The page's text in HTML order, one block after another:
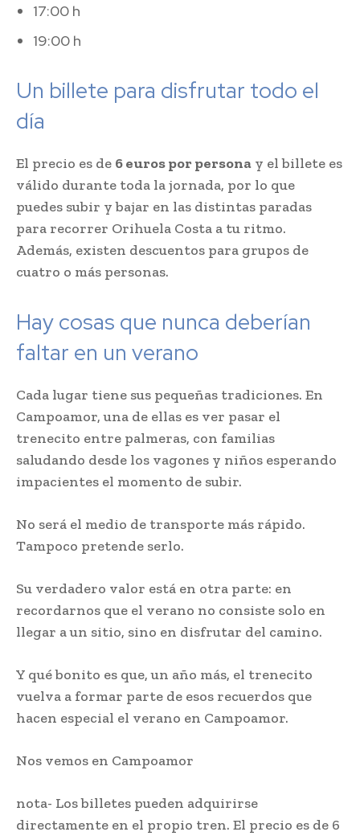
17:00 h
19:00 h
Un billete para disfrutar todo el
día
El precio es de 6 euros por persona y el billete es
válido durante toda la jornada, por lo que
puedes subir y bajar en las distintas paradas
para recorrer Orihuela Costa a tu ritmo.
Además, existen descuentos para grupos de
cuatro o más personas.
Hay cosas que nunca deberían
faltar en un verano
Cada lugar tiene sus pequeñas tradiciones. En
Campoamor, una de ellas es ver pasar el
trenecito entre palmeras, con familias
saludando desde los vagones y niños esperando
impacientes el momento de subir.
No será el medio de transporte más rápido.
Tampoco pretende serlo.
Su verdadero valor está en otra parte: en
recordarnos que el verano no consiste solo en
llegar a un sitio, sino en disfrutar del camino.
Y qué bonito es que, un año más, el trenecito
vuelva a formar parte de esos recuerdos que
hacen especial el verano en Campoamor.
Nos vemos en Campoamor
nota- Los billetes pueden adquirirse
directamente en el propio tren. El precio es de 6